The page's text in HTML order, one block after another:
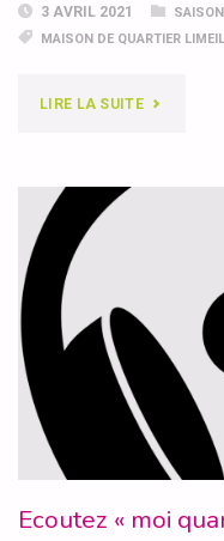
3 AVRIL 2021
MAISON DE QUARTIER LIMEIL
LIRE LA SUITE"ECOUTEZ
Ecoutez « moi